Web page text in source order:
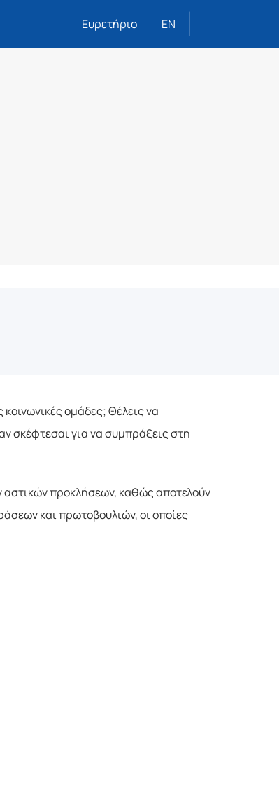
Ευρετήριο EN
ομάδες; Θέλεις να
σκέφτεσαι για να συμπράξεις στη
αστικών προκλήσεων, καθώς αποτελούν
και πρωτοβουλιών, οι οποίες